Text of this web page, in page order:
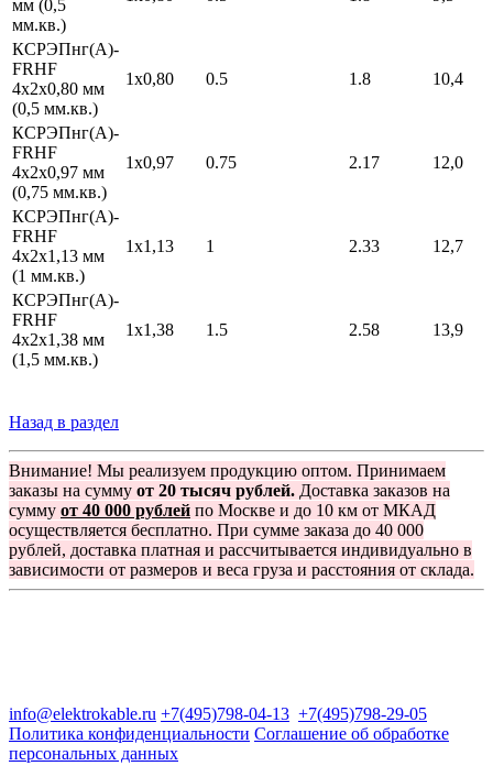
мм (0,5
мм.кв.)
КСРЭПнг(А)-
FRHF
4х2х0,80 мм
(0,5 мм.кв.)
1х0,80 0.5 1.8 10,4
КСРЭПнг(А)-
FRHF
4х2х0,97 мм
(0,75 мм.кв.)
1х0,97 0.75 2.17 12,0
КСРЭПнг(А)-
FRHF
4х2х1,13 мм
(1 мм.кв.)
1х1,13 1 2.33 12,7
КСРЭПнг(А)-
FRHF
4х2х1,38 мм
(1,5 мм.кв.)
1х1,38 1.5 2.58 13,9
Назад в раздел
Внимание! Мы реализуем продукцию оптом. Принимаем
заказы на сумму от 20 тысяч рублей. Доставка заказов на
сумму от 40 000 рублей по Москве и до 10 км от МКАД
осуществляется бесплатно. При сумме заказа до 40 000
рублей, доставка платная и рассчитывается индивидуально в
зависимости от размеров и веса груза и расстояния от склада.
info@elektrokable.ru +7(495)798-04-13 +7(495)798-29-05
Политика конфиденциальности Соглашение об обработке
персональных данных